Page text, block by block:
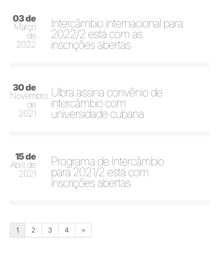
03 de
Março
de
2022
Intercâmbio internacional para
2022/2 está com as
inscrições abertas
30 de
Novembro
de
2021
Ulbra assina convênio de
intercâmbio com
universidade cubana
15 de
Abril de
2021
Programa de Intercâmbio
para 2021/2 está com
inscrições abertas
1 2 3 4 >